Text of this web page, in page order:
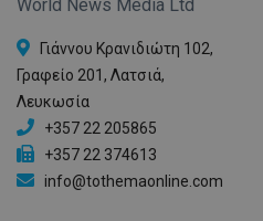
World News Media Ltd
Γιάννου Κρανιδιώτη 102,
Γραφείο 201, Λατσιά,
Λευκωσία
+357 22 205865
+357 22 374613
info@tothemaonline.com